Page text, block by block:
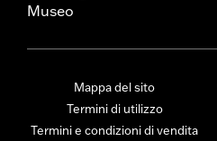
Museo
Mappa del sito
Termini di utilizzo
Termini e condizioni di vendita